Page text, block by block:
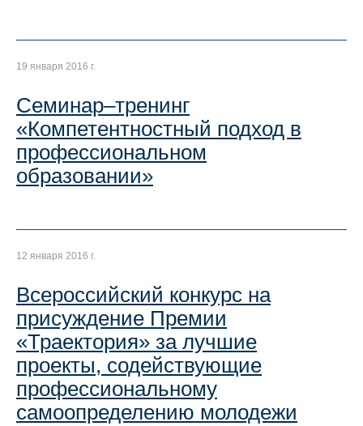
19 января 2016 г.
Семинар–тренинг
«Компетентностный подход в
профессиональном
образовании»
12 января 2016 г.
Всероссийский конкурс на
присуждение Премии
«Траектория» за лучшие
проекты, содействующие
профессиональному
самоопределению молодежи